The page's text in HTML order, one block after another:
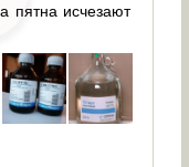
пятна исчезают